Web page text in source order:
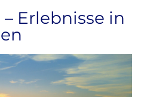
Erlebnisse in